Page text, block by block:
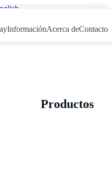
InformaciónAcerca deContacto
Productos